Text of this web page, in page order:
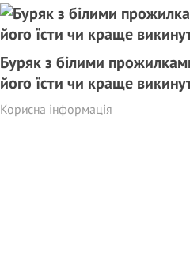
Буряк з білими
його їсти чи краще
Корисна інформація